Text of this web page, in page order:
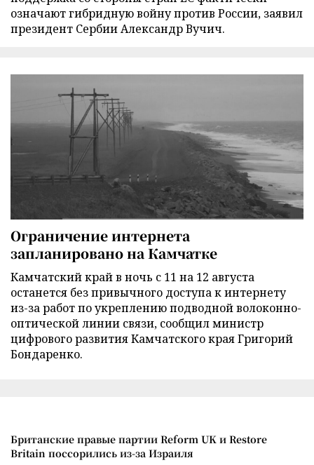
означают гибридную войну против России, заявил
президент Сербии Александр Вучич.
Ограничение интернета
запланировано на Камчатке
Камчатский край в ночь с 11 на 12 августа
останется без привычного доступа к интернету
из-за работ по укреплению подводной волоконно-
оптической линии связи, сообщил министр
цифрового развития Камчатского края Григорий
Бондаренко.
Британские правые партии Reform UK и Restore
Britain поссорились из-за Израиля